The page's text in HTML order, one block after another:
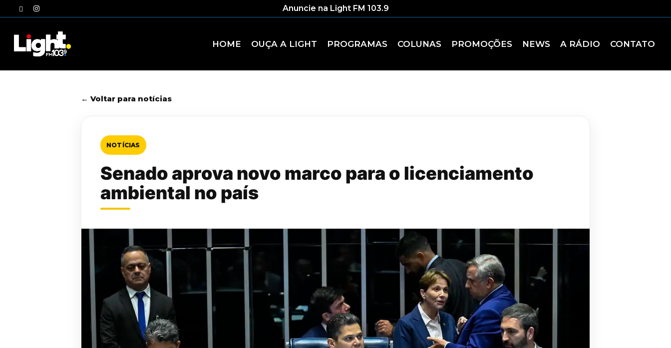
to
twitterinstagram Anuncie na Light FM 103.9
HOME OUÇA A LIGHT PROGRAMAS COLUNAS PROMOÇÕES NEWS A RÁDIO CONTATO
← Voltar para notícias
NOTÍCIAS
Senado aprova novo marco para o licenciamento
ambiental no país